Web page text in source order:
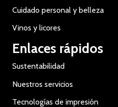
Cuidado personal y belleza
Vinos y licores
Enlaces rápidos
Sustentabilidad
Nuestros servicios
Tecnologías de impresión